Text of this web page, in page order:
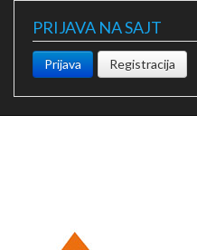
PRIJAVA NA SAJT
Prijava Registracija